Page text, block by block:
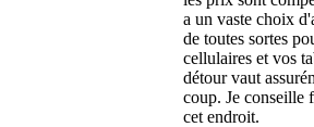
a un vaste choix
de toutes sortes
cellulaires et vos
détour vaut
coup. Je conseille
cet endroit.